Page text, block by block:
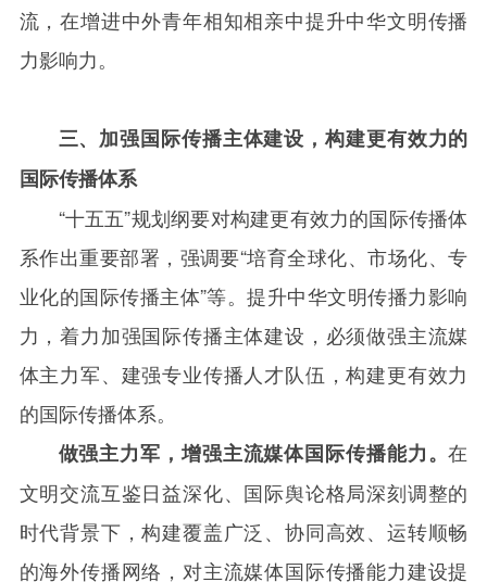
流，在增进中外青年相知相亲中提升中华文明传播
力影响力。
三、加强国际传播主体建设，构建更有效力的
国际传播体系
“十五五”规划纲要对构建更有效力的国际传播体
系作出重要部署，强调要“培育全球化、市场化、专
业化的国际传播主体”等。提升中华文明传播力影响
力，着力加强国际传播主体建设，必须做强主流媒
体主力军、建强专业传播人才队伍，构建更有效力
的国际传播体系。
做强主力军，增强主流媒体国际传播能力。在
文明交流互鉴日益深化、国际舆论格局深刻调整的
时代背景下，构建覆盖广泛、协同高效、运转顺畅
的海外传播网络，对主流媒体国际传播能力建设提